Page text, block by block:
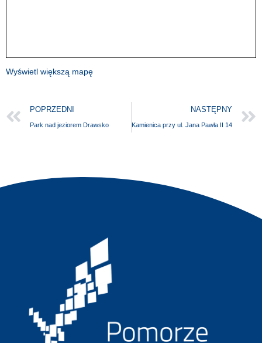
Wyświetl większą mapę
POPRZEDNI
Park nad jeziorem Drawsko
NASTĘPNY
Kamienica przy ul. Jana Pawła II 14